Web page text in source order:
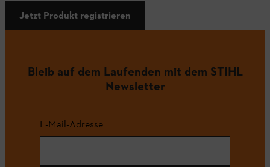
Jetzt Produkt registrieren
Bleib auf dem Laufenden mit dem STIHL
Newsletter
E-Mail-Adresse